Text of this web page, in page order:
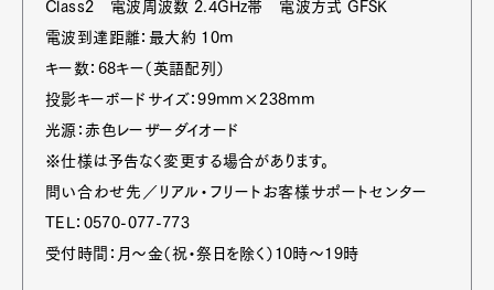
Class2 電波周波数 2.4GHz帯 電波方式 GFSK
電波到達距離：最大約 10m
キー数：68キー（英語配列）
投影キーボードサイズ：99mm×238mm
光源：赤色レーザーダイオード
※仕様は予告なく変更する場合があります。
問い合わせ先／リアル・フリートお客様サポートセンター
TEL：0570-077-773
受付時間：月～金（祝・祭日を除く）10時～19時